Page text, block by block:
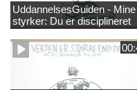
UddannelsesGuiden - Mine
styrker: Du er disciplineret